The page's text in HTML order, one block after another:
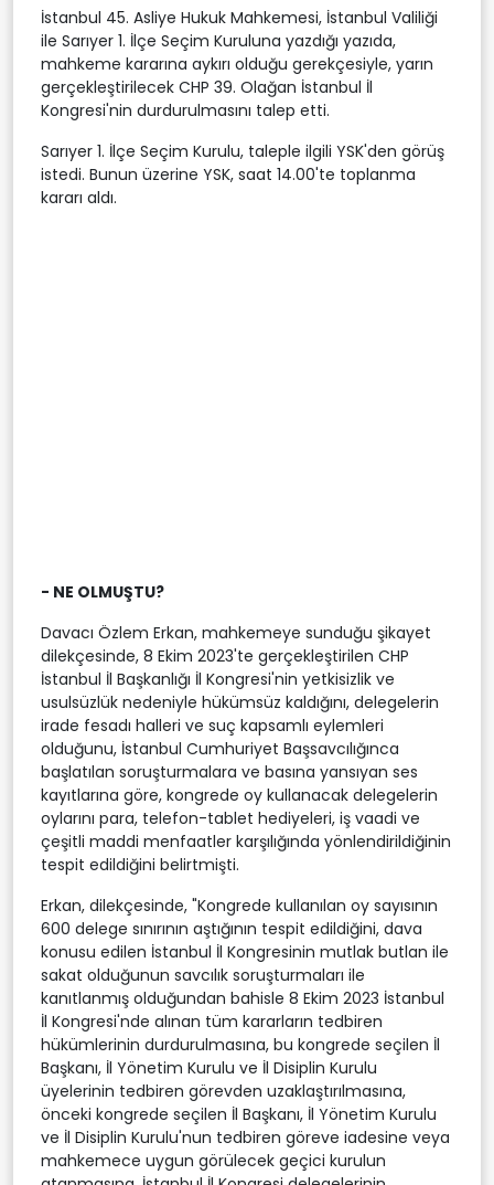
İstanbul 45. Asliye Hukuk Mahkemesi, İstanbul Valiliği
ile Sarıyer 1. İlçe Seçim Kuruluna yazdığı yazıda,
mahkeme kararına aykırı olduğu gerekçesiyle, yarın
gerçekleştirilecek CHP 39. Olağan İstanbul İl
Kongresi'nin durdurulmasını talep etti.
Sarıyer 1. İlçe Seçim Kurulu, taleple ilgili YSK'den görüş
istedi. Bunun üzerine YSK, saat 14.00'te toplanma
kararı aldı.
- NE OLMUŞTU?
Davacı Özlem Erkan, mahkemeye sunduğu şikayet
dilekçesinde, 8 Ekim 2023'te gerçekleştirilen CHP
İstanbul İl Başkanlığı İl Kongresi'nin yetkisizlik ve
usulsüzlük nedeniyle hükümsüz kaldığını, delegelerin
irade fesadı halleri ve suç kapsamlı eylemleri
olduğunu, İstanbul Cumhuriyet Başsavcılığınca
başlatılan soruşturmalara ve basına yansıyan ses
kayıtlarına göre, kongrede oy kullanacak delegelerin
oylarını para, telefon-tablet hediyeleri, iş vaadi ve
çeşitli maddi menfaatler karşılığında yönlendirildiğinin
tespit edildiğini belirtmişti.
Erkan, dilekçesinde, "Kongrede kullanılan oy sayısının
600 delege sınırının aştığının tespit edildiğini, dava
konusu edilen İstanbul İl Kongresinin mutlak butlan ile
sakat olduğunun savcılık soruşturmaları ile
kanıtlanmış olduğundan bahisle 8 Ekim 2023 İstanbul
İl Kongresi'nde alınan tüm kararların tedbiren
hükümlerinin durdurulmasına, bu kongrede seçilen İl
Başkanı, İl Yönetim Kurulu ve İl Disiplin Kurulu
üyelerinin tedbiren görevden uzaklaştırılmasına,
önceki kongrede seçilen İl Başkanı, İl Yönetim Kurulu
ve İl Disiplin Kurulu'nun tedbiren göreve iadesine veya
mahkemece uygun görülecek geçici kurulun